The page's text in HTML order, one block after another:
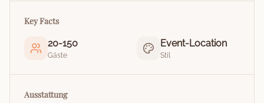
Key Facts
20-150
Gäste
Event-Location
Stil
Ausstattung